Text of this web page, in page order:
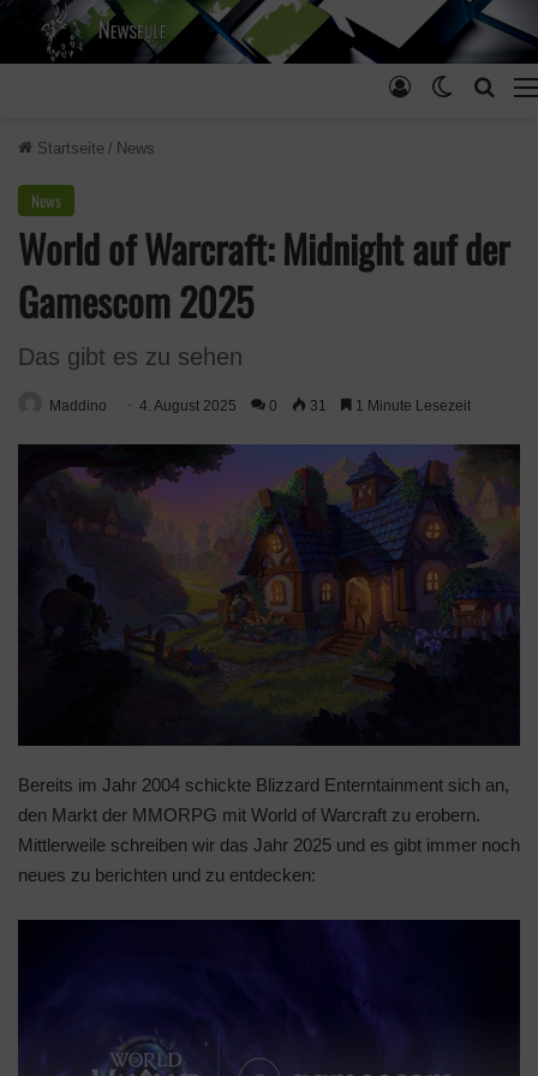
Skin
Anmelden
Startseite / News
News
World of Warcraft: Midnight auf der
Gamescom 2025
Das gibt es zu sehen
Maddino 4. August 2025 0 31 1 Minute Lesezeit
Bereits im Jahr 2004 schickte Blizzard Enterntainment sich an,
den Markt der MMORPG mit World of Warcraft zu erobern.
Mittlerweile schreiben wir das Jahr 2025 und es gibt immer noch
neues zu berichten und zu entdecken: